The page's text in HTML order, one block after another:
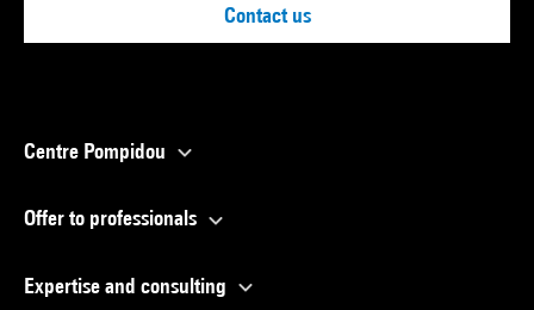
Contact us
Centre Pompidou
Offer to professionals
Expertise and consulting